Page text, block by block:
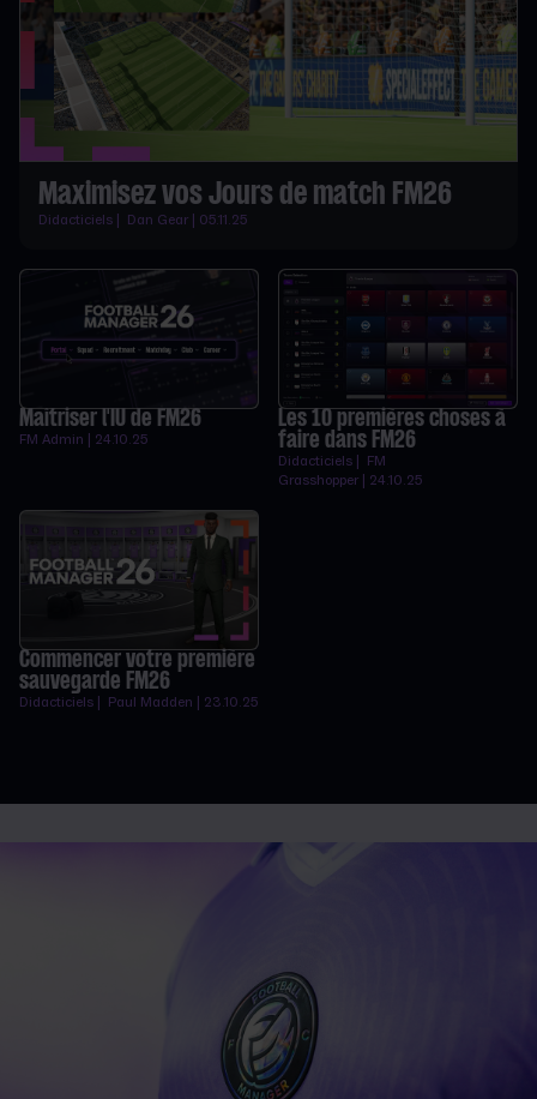
Maximisez vos Jours de match FM26
Didacticiels | Dan Gear | 05.11.25
Maîtriser l'IU de FM26
FM Admin | 24.10.25
Les 10 premières choses à
faire dans FM26
Didacticiels | FM
Grasshopper | 24.10.25
Commencer votre première
sauvegarde FM26
Didacticiels | Paul Madden | 23.10.25